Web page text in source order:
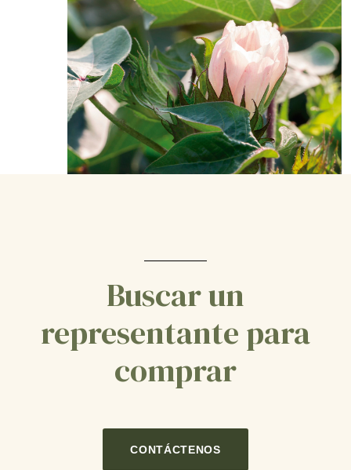
Buscar un
representante para
comprar
CONTÁCTENOS